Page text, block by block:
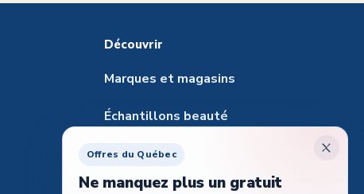
Offres du Québec
Ne manquez plus un gratuit
Découvrir
Marques et magasins
Échantillons beauté
Santé et pharmacie